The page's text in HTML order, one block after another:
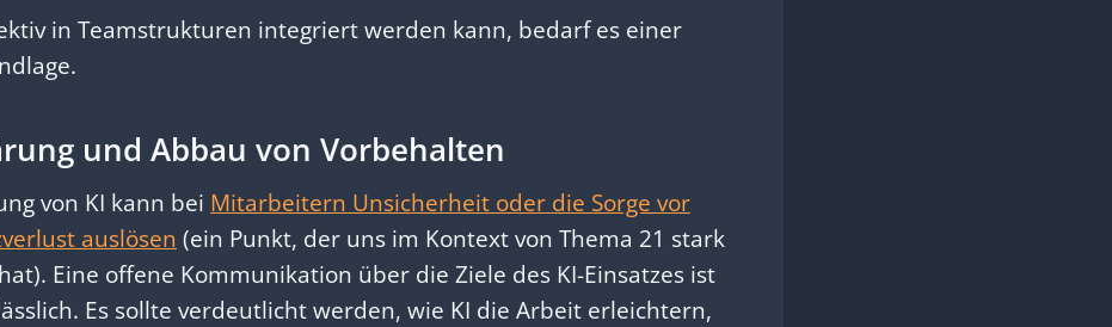
in Teamstrukturen integriert werden kann, bedarf es einer
und Abbau von Vorbehalten
von KI kann bei Mitarbeitern Unsicherheit oder die Sorge vor
auslösen (ein Punkt, der uns im Kontext von Thema 21 stark
Eine offene Kommunikation über die Ziele des KI-Einsatzes ist
Es sollte verdeutlicht werden, wie KI die Arbeit erleichtern,